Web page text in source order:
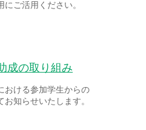
ご活用ください。
成の取り組み
おける参加学生からの
知らせいたします。